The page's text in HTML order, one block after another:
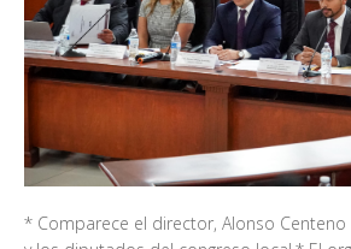
* Comparece el director, Alonso Centeno